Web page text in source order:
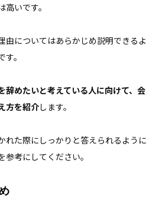
いです。
由についてはあらかじめ説明できるよ
。
辞めたいと考えている人に向けて、会
方を紹介します。
れた際にしっかりと答えられるように
考にしてください。